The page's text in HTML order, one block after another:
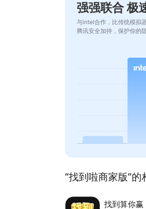
强强联合 极
与intel合作，比传统模拟
腾讯安全加持，保护你的
“找到啦商家版”
找到算你赢